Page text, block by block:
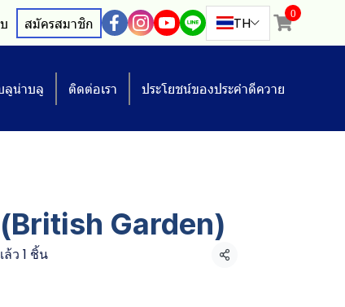
สมัครสมาชิก TH
0
ลูน่าบลู ติดต่อเรา ประโยชน์ของประคำดีควาย
Garden)
ว 1 ชิ้น
แชร์